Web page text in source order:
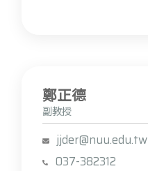
鄭正德
副教授
jjder@nuu.edu.tw
037-382312